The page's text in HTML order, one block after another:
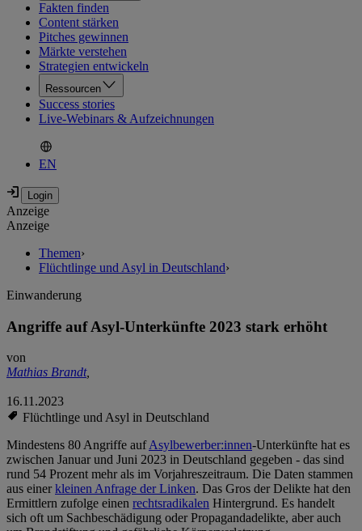
Fakten finden
Content stärken
Pitches gewinnen
Märkte verstehen
Strategien entwickeln
Ressourcen
Success stories
Live-Webinars & Aufzeichnungen
EN
Anzeige
Anzeige
Themen›
Flüchtlinge und Asyl in Deutschland›
Einwanderung
Angriffe auf Asyl-Unterkünfte 2023 stark erhöht
von
Mathias Brandt,
16.11.2023
Flüchtlinge und Asyl in Deutschland
Mindestens 80 Angriffe aufAsylbewerber:innen-Unterkünfte hat es
zwischen Januar und Juni 2023 in Deutschland gegeben - das sind
rund 54 Prozent mehr als im Vorjahreszeitraum. Die Daten stammen
aus einerkleinen Anfrage der Linken. Das Gros der Delikte hat den
Ermittlern zufolge einen rechtsradikalen Hintergrund. Es handelt
sich oft um Sachbeschädigung oder Propagandadelikte, aber auch